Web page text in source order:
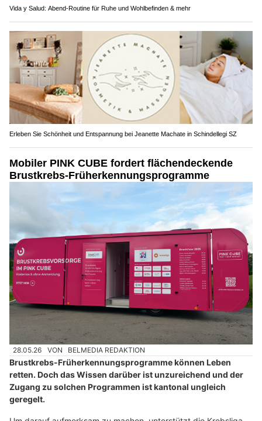
Vida y Salud: Abend-Routine für Ruhe und Wohlbefinden & mehr
Erleben Sie Schönheit und Entspannung bei Jeanette Machate in Schindellegi SZ
Mobiler PINK CUBE fordert flächendeckende
Brustkrebs-Früherkennungsprogramme
28.05.26 VON BELMEDIA REDAKTION
Brustkrebs-Früherkennungsprogramme können Leben
retten. Doch das Wissen darüber ist unzureichend und der
Zugang zu solchen Programmen ist kantonal ungleich
geregelt.